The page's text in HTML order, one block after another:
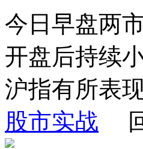
今日早盘两
开盘后持续
沪指有所表
股市实战